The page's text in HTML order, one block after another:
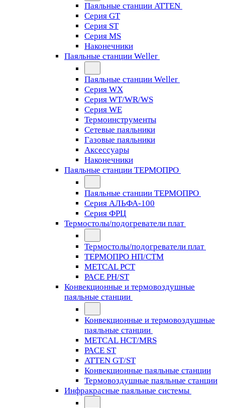
Паяльные станции ATTEN
Серия GT
Серия ST
Серия MS
Наконечники
Паяльные станции Weller
Паяльные станции Weller
Серия WX
Серия WT/WR/WS
Серия WE
Термоинструменты
Сетевые паяльники
Газовые паяльники
Аксессуары
Наконечники
Паяльные станции ТЕРМОПРО
Паяльные станции ТЕРМОПРО
Серия АЛЬФА-100
Серия ФРЦ
Термостолы/подогреватели плат
Термостолы/подогреватели плат
ТЕРМОПРО НП/СТМ
METCAL PCT
PACE PH/ST
Конвекционные и термовоздушные
паяльные станции
Конвекционные и термовоздушные
паяльные станции
METCAL HCT/MRS
PACE ST
ATTEN GT/ST
Конвекционные паяльные станции
Термовоздушные паяльные станции
Инфракрасные паяльные системы